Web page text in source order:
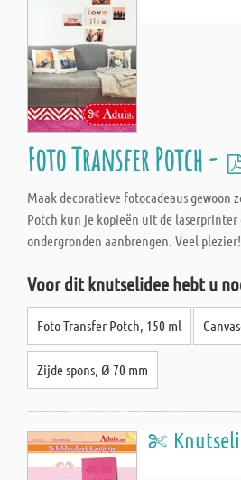
Foto Transfer Potch -
Maak decoratieve fotocadeaus gewoon
Potch kun je kopieën uit de laserprinter
ondergronden aanbrengen. Veel plezier!
Voor dit knutselidee hebt u
Foto Transfer Potch, 150 ml
Zijde spons, Ø 70 mm